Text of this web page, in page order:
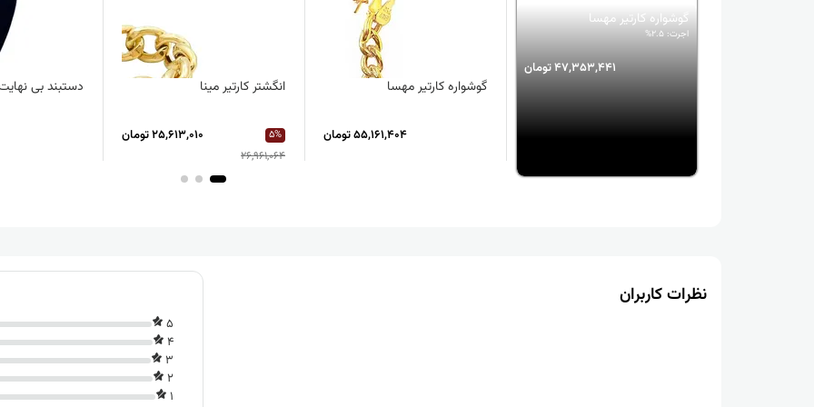
گوشواره کارتیر مهسا
اجرت: 2.5%
47,353,441 تومان
گوشواره کارتیر مهسا
55,161,404 تومان
انگشتر کارتیر مینا
5% 25,613,010 تومان
26,961,064
دستبند بی
نظرات کاربران
5
4
3
2
1